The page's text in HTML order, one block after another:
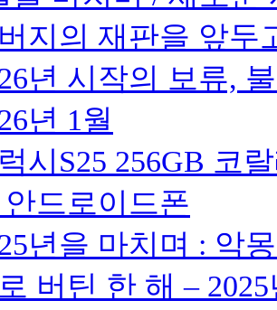
지의 재판을 앞두
년 시작의 보류,
년 1월
시S25 256GB 코
안드로이드폰
년을 마치며 : 악
버틴 한 해 –